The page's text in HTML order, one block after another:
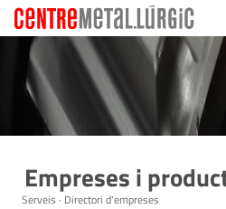
Empreses i
Serveis · Directori d'empreses